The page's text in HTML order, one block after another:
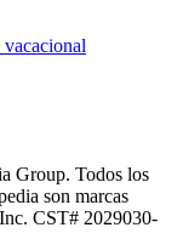
Group. Todos los
son marcas
CST# 2029030-